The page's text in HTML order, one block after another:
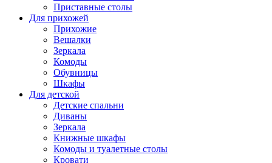
Приставные столы
Для прихожей
Прихожие
Вешалки
Зеркала
Комоды
Обувницы
Шкафы
Для детской
Детские спальни
Диваны
Зеркала
Книжные шкафы
Комоды и туалетные столы
Кровати